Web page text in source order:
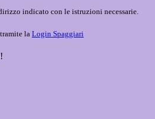
indicato con le istruzioni necessarie.
la Login Spaggiari